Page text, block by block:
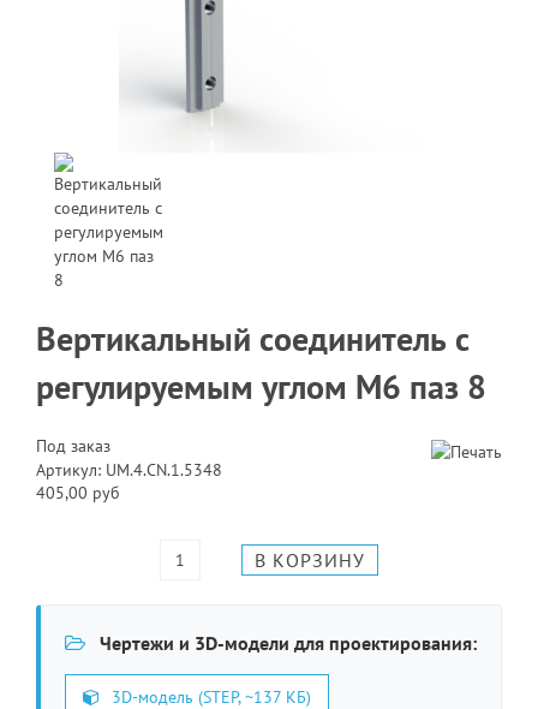
Вертикальный соединитель с
регулируемым углом M6 паз 8
Под заказ
Артикул: UM.4.CN.1.5348
405,00 руб
Чертежи и 3D-модели для проектирования:
3D-модель (STEP, ~137 КБ)